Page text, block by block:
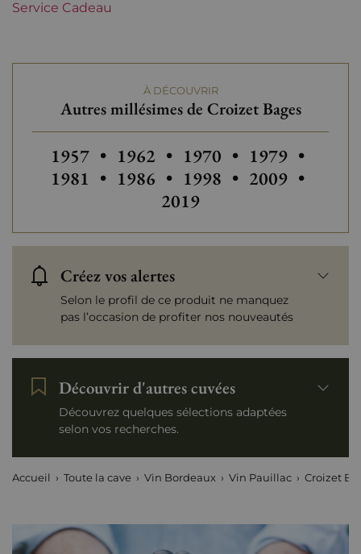
Tranche de prix
Service Cadeau
À DÉCOUVRIR
Autres millésimes de Croizet Bages
Autres millésimes de Croizet Bages
1957 • Autres millésimes de Croizet
1962 • Autres millésimes de
1970 • Autres
1979 •
1981 • Autres millésimes de Croizet
1986 • Autres millésimes de
1998 • Autres
2009 •
2019
Créez vos alertes
Selon le profil de ce produit ne manquez
pas l’occasion de profiter nos nouveautés
Découvrir d'autres cuvées
Découvrez quelques sélections adaptées
selon vos recherches.
Accueil Toute la cave Vin Bordeaux Vin Pauillac Croizet